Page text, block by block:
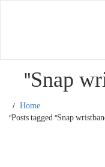
Snap
"
Home
/
Posts tagged "Snap